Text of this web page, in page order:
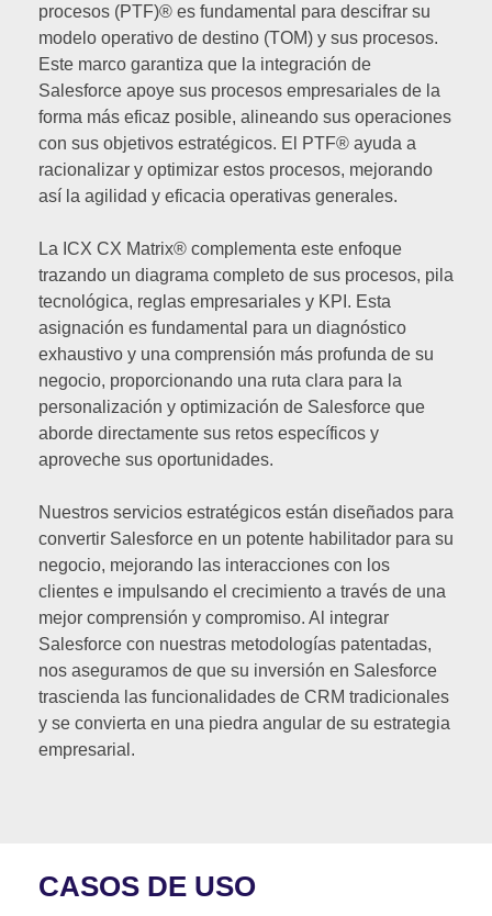
procesos (PTF)® es fundamental para descifrar su
modelo operativo de destino (TOM) y sus procesos.
Este marco garantiza que la integración de
Salesforce apoye sus procesos empresariales de la
forma más eficaz posible, alineando sus operaciones
con sus objetivos estratégicos. El PTF® ayuda a
racionalizar y optimizar estos procesos, mejorando
así la agilidad y eficacia operativas generales.
La ICX CX Matrix® complementa este enfoque
trazando un diagrama completo de sus procesos, pila
tecnológica, reglas empresariales y KPI. Esta
asignación es fundamental para un diagnóstico
exhaustivo y una comprensión más profunda de su
negocio, proporcionando una ruta clara para la
personalización y optimización de Salesforce que
aborde directamente sus retos específicos y
aproveche sus oportunidades.
Nuestros servicios estratégicos están diseñados para
convertir Salesforce en un potente habilitador para su
negocio, mejorando las interacciones con los
clientes e impulsando el crecimiento a través de una
mejor comprensión y compromiso. Al integrar
Salesforce con nuestras metodologías patentadas,
nos aseguramos de que su inversión en Salesforce
trascienda las funcionalidades de CRM tradicionales
y se convierta en una piedra angular de su estrategia
empresarial.
CASOS DE USO